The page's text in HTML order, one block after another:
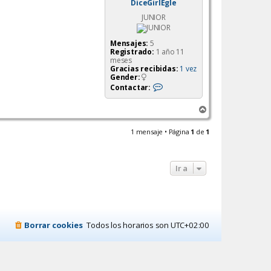
DiceGirlEgle
JUNIOR
Mensajes: 5
Registrado: 1 año 11
meses
Gracias recibidas: 1 vez
Gender:
Contactar:
n
a
t
E
r
r
1 mensaje • Página 1 de 1
Ir a
Todos los horarios son UTC+02:00
Borrar cookies